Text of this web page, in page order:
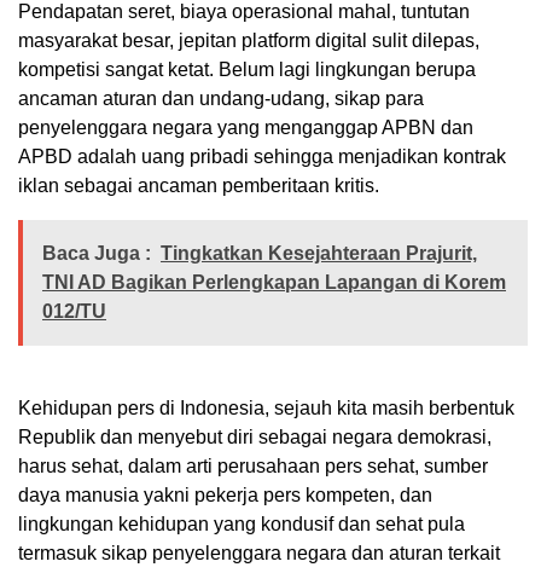
Pendapatan seret, biaya operasional mahal, tuntutan
masyarakat besar, jepitan platform digital sulit dilepas,
kompetisi sangat ketat. Belum lagi lingkungan berupa
ancaman aturan dan undang-udang, sikap para
penyelenggara negara yang menganggap APBN dan
APBD adalah uang pribadi sehingga menjadikan kontrak
iklan sebagai ancaman pemberitaan kritis.
Baca Juga : Tingkatkan Kesejahteraan Prajurit,
TNI AD Bagikan Perlengkapan Lapangan di Korem
012/TU
Kehidupan pers di Indonesia, sejauh kita masih berbentuk
Republik dan menyebut diri sebagai negara demokrasi,
harus sehat, dalam arti perusahaan pers sehat, sumber
daya manusia yakni pekerja pers kompeten, dan
lingkungan kehidupan yang kondusif dan sehat pula
termasuk sikap penyelenggara negara dan aturan terkait